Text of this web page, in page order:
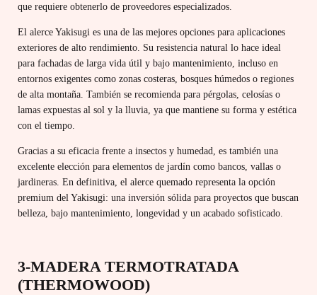
que requiere obtenerlo de proveedores especializados.
El alerce Yakisugi es una de las mejores opciones para aplicaciones
exteriores de alto rendimiento. Su resistencia natural lo hace ideal
para fachadas de larga vida útil y bajo mantenimiento, incluso en
entornos exigentes como zonas costeras, bosques húmedos o regiones
de alta montaña. También se recomienda para pérgolas, celosías o
lamas expuestas al sol y la lluvia, ya que mantiene su forma y estética
con el tiempo.
Gracias a su eficacia frente a insectos y humedad, es también una
excelente elección para elementos de jardín como bancos, vallas o
jardineras. En definitiva, el alerce quemado representa la opción
premium del Yakisugi: una inversión sólida para proyectos que buscan
belleza, bajo mantenimiento, longevidad y un acabado sofisticado.
3-MADERA TERMOTRATADA
(THERMOWOOD)